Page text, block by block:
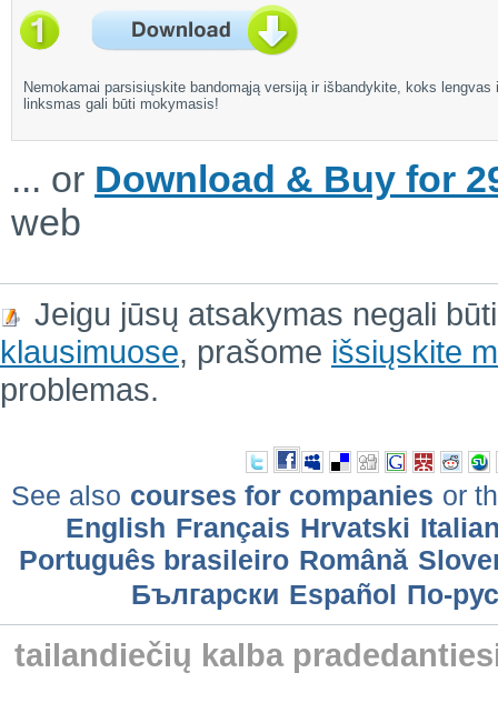
Nemokamai parsisiųskite bandomąją versiją ir išbandykite, koks lengvas
linksmas gali būti mokymasis!
... or Download & Buy for
web
Jeigu jūsų atsakymas negali
klausimuose, prašome išsiųskite
problemas.
See also courses for companies or
English Français Hrvatski
Português brasileiro Română
Български Еspañol По-
tailandiečių kalba